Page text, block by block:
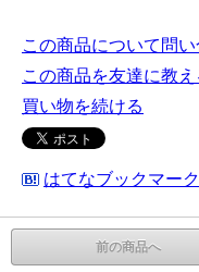
この商品について問
この商品を友達に教え
買い物を続ける
はてなブックマー
前の商品へ